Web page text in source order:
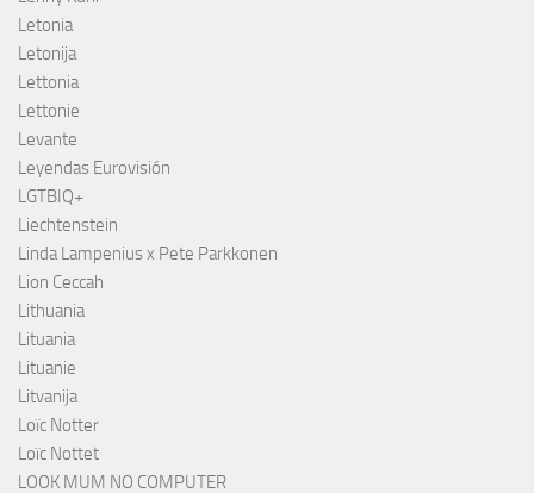
Letonia
Letonija
Lettonia
Lettonie
Levante
Leyendas Eurovisión
LGTBIQ+
Liechtenstein
Linda Lampenius x Pete Parkkonen
Lion Ceccah
Lithuania
Lituania
Lituanie
Litvanija
Loïc Notter
Loïc Nottet
LOOK MUM NO COMPUTER